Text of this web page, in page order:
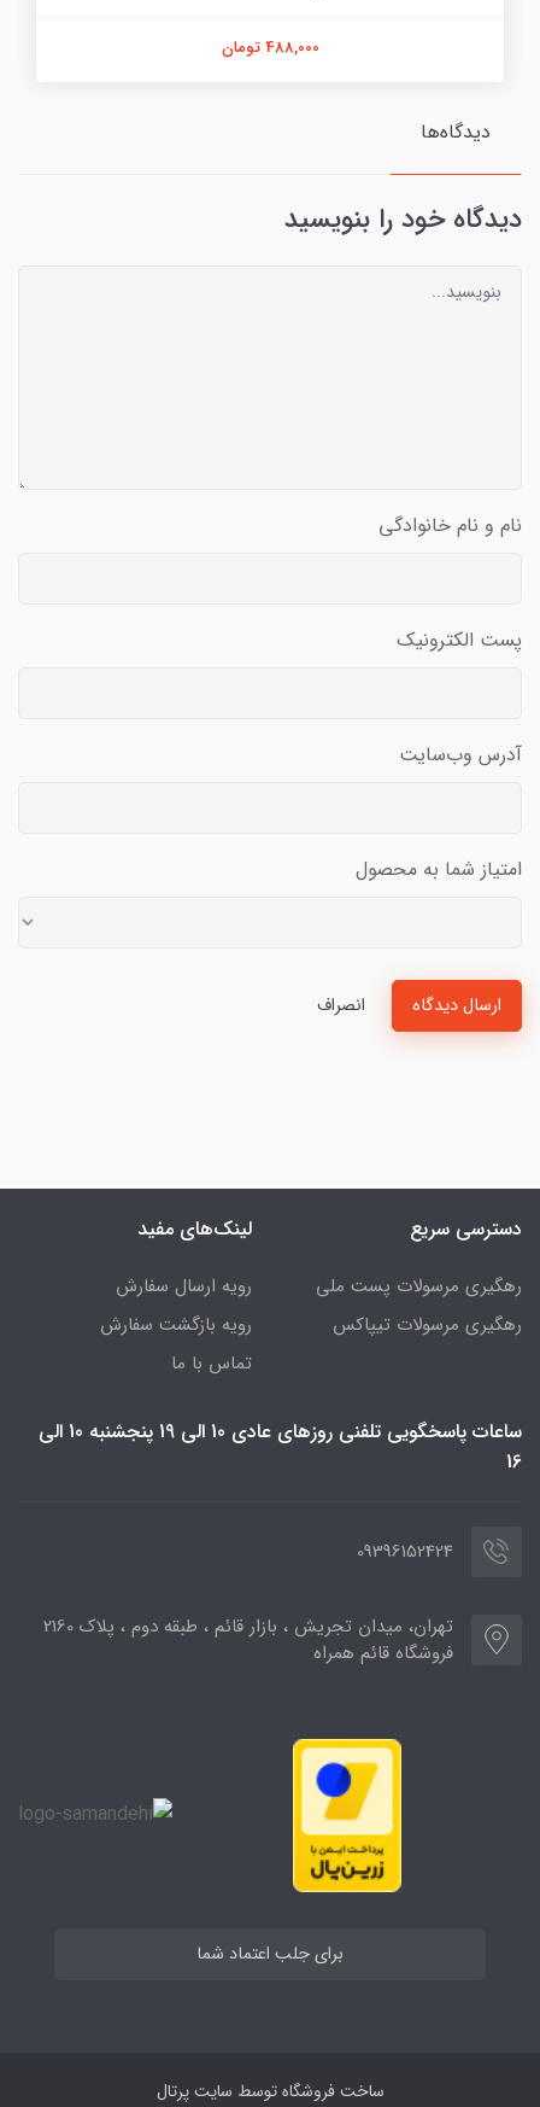
488,000 تومان
دیدگاه‌ها
دیدگاه خود را بنویسید
نام و نام خانوادگی
پست الکترونیک
آدرس وب‌سایت
امتیاز شما به محصول
ارسال دیدگاه انصراف
دسترسی سریع
رهگیری مرسولات پست ملی
رهگیری مرسولات تیپاکس
لینک‌های مفید
رویه ارسال سفارش
رویه بازگشت سفارش
تماس با ما
ساعات پاسخگویی تلفنی روزهای عادی 10 الی 19 پنجشنبه 10 الی
16
09396152424
تهران، میدان تجریش ، بازار قائم ، طبقه دوم ، پلاک 2160
فروشگاه قائم همراه
برای جلب اعتماد شما
ساخت فروشگاه توسط سایت پرتال